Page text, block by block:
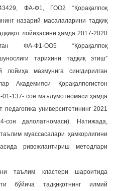
ФА-Ф1, ГОО2 “Қорақалпоқ
назарий масалаларини тадқиқ
лойиҳасини ҳамда 2017-2020
ФА-Ф1-ОО5 “Қорақалпоқ
тарихини тадқиқ этиш”
мазмунига сингдирилган
Академияси Қорақалпоғистон
137- сон маълумотномаси ҳамда
университетининг 2021
сон далолатномаси). Натижада,
муассасалари ҳамкорлигини
ривожлантириш методлари
таълим кластери шароитида
бўйича тадқиқотнинг илмий